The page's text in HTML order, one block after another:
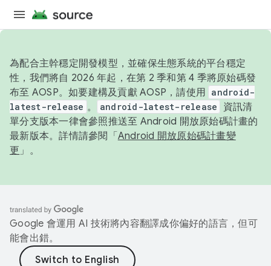
為配合主幹穩定開發模型，並確保生態系統的平台穩定
性，我們將自 2026 年起，在第 2 季和第 4 季將原始碼發
布至 AOSP。如要建構及貢獻 AOSP，請使用 android-
latest-release 。 android-latest-release
資訊清
單分支版本一律會參照推送至 Android 開放原始碼計畫的
最新版本。詳情請參閱「 Android 開放原始碼計畫變
更 」。
Google 會運用 AI 技術將內容翻譯成你偏好的語言，但可
能會出錯。